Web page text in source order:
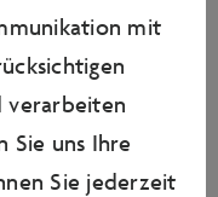
mit
verarbeiten
Sie uns Ihre
Sie jederzeit